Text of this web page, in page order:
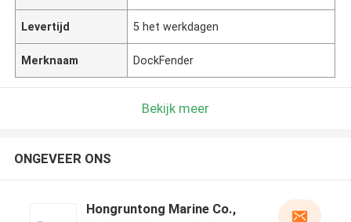
Levertijd 5 het werkdagen
Merknaam DockFender
Bekijk meer
ONGEVEER ONS
Hongruntong Marine Co.,